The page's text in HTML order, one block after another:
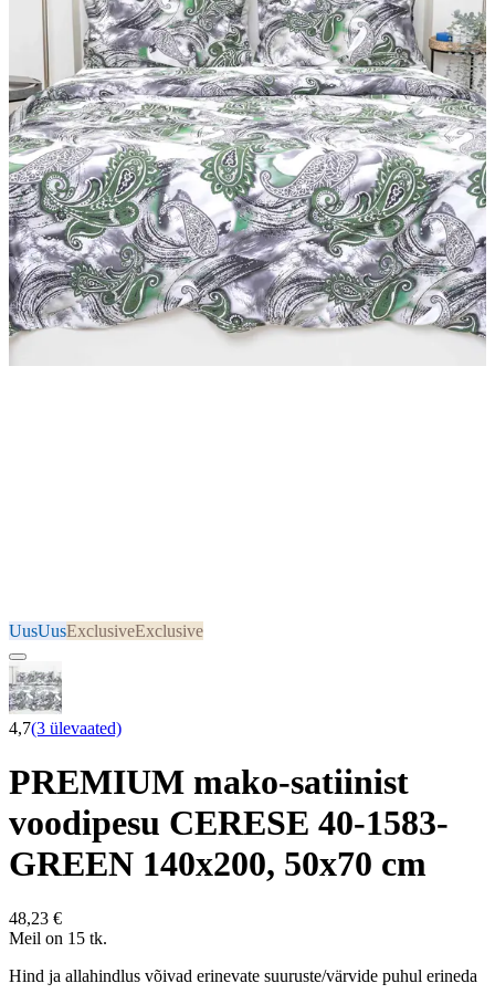
UusUusExclusiveExclusive
4,7(3 ülevaated)
PREMIUM mako-satiinist
voodipesu CERESE 40-1583-
GREEN 140x200, 50x70 cm
48,23 €
Meil on 15 tk.
Hind ja allahindlus võivad erinevate suuruste/värvide puhul erineda